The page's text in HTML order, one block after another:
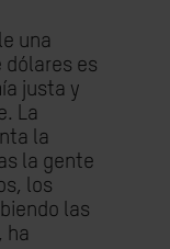
una
dólares es
justa y
La
la
la gente
los
las
ha